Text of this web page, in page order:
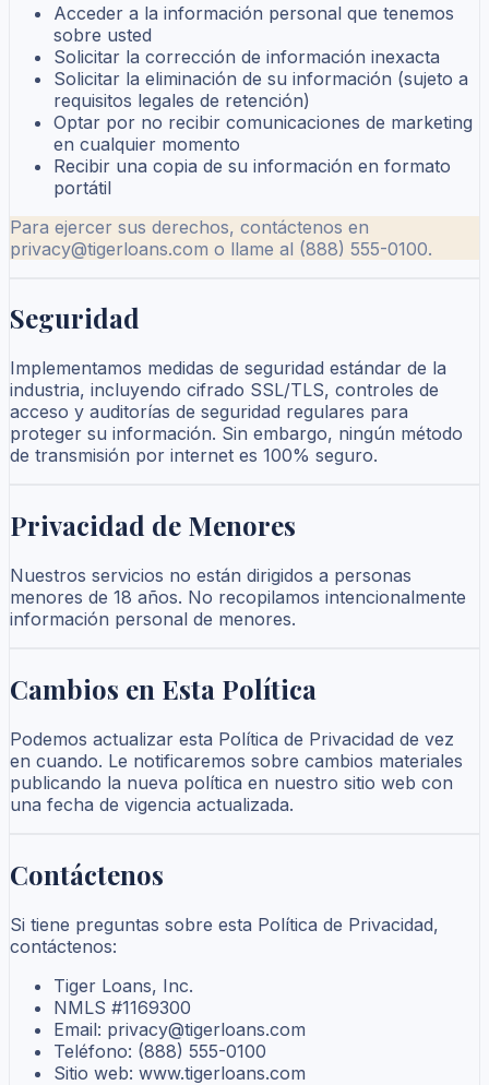
Acceder a la información personal que tenemos
sobre usted
Solicitar la corrección de información inexacta
Solicitar la eliminación de su información (sujeto a
requisitos legales de retención)
Optar por no recibir comunicaciones de marketing
en cualquier momento
Recibir una copia de su información en formato
portátil
Para ejercer sus derechos, contáctenos en
privacy@tigerloans.com o llame al (888) 555-0100.
Seguridad
Implementamos medidas de seguridad estándar de la
industria, incluyendo cifrado SSL/TLS, controles de
acceso y auditorías de seguridad regulares para
proteger su información. Sin embargo, ningún método
de transmisión por internet es 100% seguro.
Privacidad de Menores
Nuestros servicios no están dirigidos a personas
menores de 18 años. No recopilamos intencionalmente
información personal de menores.
Cambios en Esta Política
Podemos actualizar esta Política de Privacidad de vez
en cuando. Le notificaremos sobre cambios materiales
publicando la nueva política en nuestro sitio web con
una fecha de vigencia actualizada.
Contáctenos
Si tiene preguntas sobre esta Política de Privacidad,
contáctenos:
Tiger Loans, Inc.
NMLS #1169300
Email: privacy@tigerloans.com
Teléfono: (888) 555-0100
Sitio web: www.tigerloans.com